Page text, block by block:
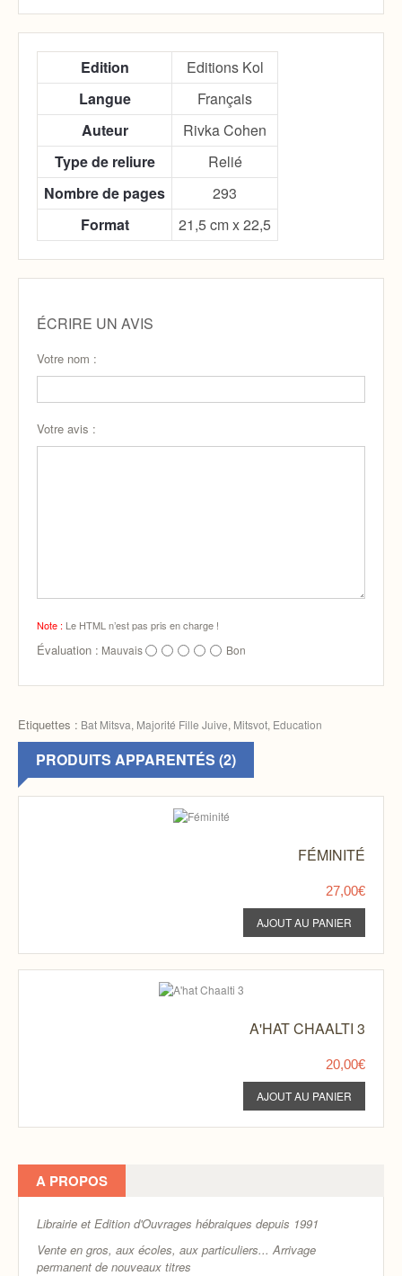
Edition
Editions Kol
Langue
Français
Auteur
Rivka Cohen
Type de reliure
Relié
Nombre de pages
293
Format
21,5 cm x 22,5
ÉCRIRE UN AVIS
Votre nom :
Votre avis :
Note : Le HTML n’est pas pris en charge !
Évaluation : Mauvais Bon
Etiquettes : Bat Mitsva, Majorité Fille Juive, Mitsvot, Education
PRODUITS APPARENTÉS (2)
FÉMINITÉ
27,00€
A'HAT CHAALTI 3
20,00€
A PROPOS
Librairie et Edition d'Ouvrages hébraiques depuis 1991
Vente en gros, aux écoles, aux particuliers...Arrivage
permanent de nouveaux titres